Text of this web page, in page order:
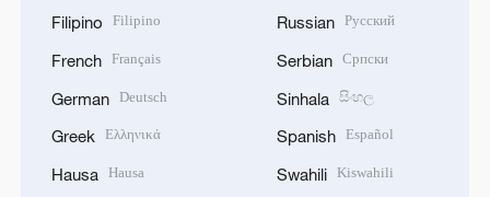
Filipino Filipino
French Français
German Deutsch
Greek Ελληνικά
Hausa Hausa
Russian Русский
Serbian Српски
Sinhala සිංහල
Spanish Español
Swahili Kiswahili